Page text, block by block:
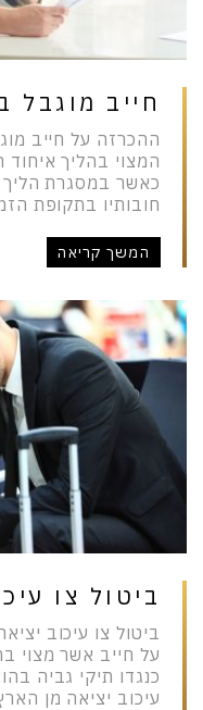
חייב מוגבל
ההכרזה על חייב
המצוי בהליך
כאשר במסגרת הליך
חובותיו בתקופת
המשך קריאה
ביטול צו
ביטול צו עיכוב
על חייב אשר מצוי
כנגדו תיקי גביה
עיכוב יציאה מן